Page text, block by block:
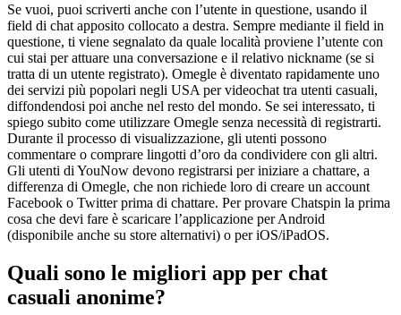
Se vuoi, puoi scriverti anche con l’utente in questione, usando il
field di chat apposito collocato a destra. Sempre mediante il field in
questione, ti viene segnalato da quale località proviene l’utente con
cui stai per attuare una conversazione e il relativo nickname (se si
tratta di un utente registrato). Omegle è diventato rapidamente uno
dei servizi più popolari negli USA per videochat tra utenti casuali,
diffondendosi poi anche nel resto del mondo. Se sei interessato, ti
spiego subito come utilizzare Omegle senza necessità di registrarti.
Durante il processo di visualizzazione, gli utenti possono
commentare o comprare lingotti d’oro da condividere con gli altri.
Gli utenti di YouNow devono registrarsi per iniziare a chattare, a
differenza di Omegle, che non richiede loro di creare un account
Facebook o Twitter prima di chattare. Per provare Chatspin la prima
cosa che devi fare è scaricare l’applicazione per Android
(disponibile anche su store alternativi) o per iOS/iPadOS.
Quali sono le migliori app per chat
casuali anonime?